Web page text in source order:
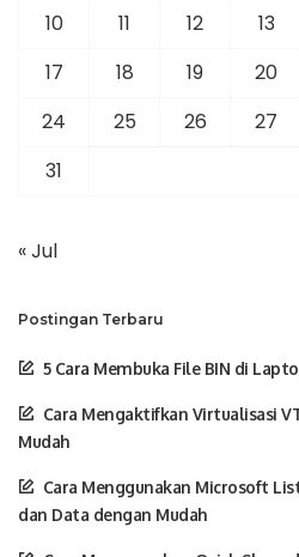
10
11 12 13
17
18 19 20
24
25 26 27
31
« Jul
Postingan Terbaru
5 Cara Membuka File BIN di
Cara Mengaktifkan Virtualisasi
Mudah
Cara Menggunakan Microsoft
dan Data dengan Mudah